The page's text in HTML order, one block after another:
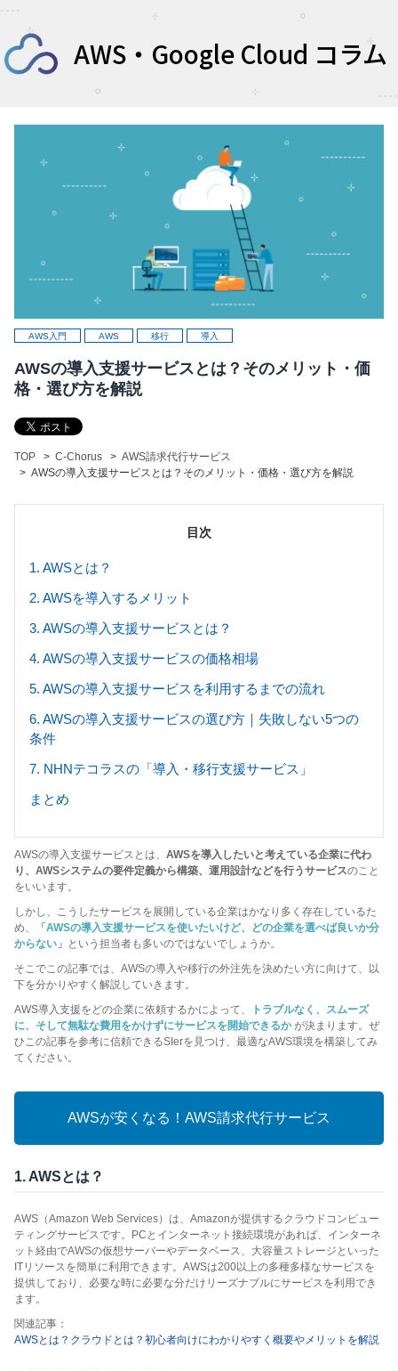
AWS・Google Cloud コラム
AWS入門 AWS 移行 導入
AWSの導入支援サービスとは？そのメリット・価
格・選び方を解説
TOP C-Chorus
AWS請求代行サービス
AWSの導入支援サービスとは？そのメリット・価格・選び方を解説
目次
1. AWSとは？
2. AWSを導入するメリット
3. AWSの導入支援サービスとは？
4. AWSの導入支援サービスの価格相場
5. AWSの導入支援サービスを利用するまでの流れ
6. AWSの導入支援サービスの選び方｜失敗しない5つの
条件
7. NHNテコラスの「導入・移行支援サービス」
まとめ
AWSの導入支援サービスとは、 AWSを導入したいと考えている企業に代わ
り、AWSシステムの要件定義から構築、運用設計などを行うサービスのこと
をいいます。
しかし、こうしたサービスを展開している企業はかなり多く存在しているた
め、
「AWSの導入支援サービスを使いたいけど、どの企業を選べば良いか分
からない」 という担当者も多いのではないでしょうか。
そこでこの記事では、AWSの導入や移行の外注先を決めたい方に向けて、以
下を分かりやすく解説していきます。
AWS導入支援をどの企業に依頼するかによって、
トラブルなく、スムーズ
に、そして無駄な費用をかけずにサービスを開始できるかが決まります。ぜ
ひこの記事を参考に信頼できるSIerを見つけ、最適なAWS環境を構築してみ
てください。
AWSが安くなる！AWS請求代行サービス
1. AWSとは？
AWS（Amazon Web Services）は、Amazonが提供するクラウドコンピュー
ティングサービスです。PCとインターネット接続環境があれば、インターネ
ット経由でAWSの仮想サーバーやデータベース、大容量ストレージといった
ITリソースを簡単に利用できます。AWSは200以上の多種多様なサービスを
提供しており、必要な時に必要な分だけリーズナブルにサービスを利用でき
ます。
関連記事：
AWSとは？クラウドとは？初心者向けにわかりやすく概要やメリットを解説